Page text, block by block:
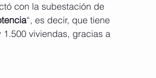
con la subestación de
“, es decir, que tiene
viviendas, gracias a